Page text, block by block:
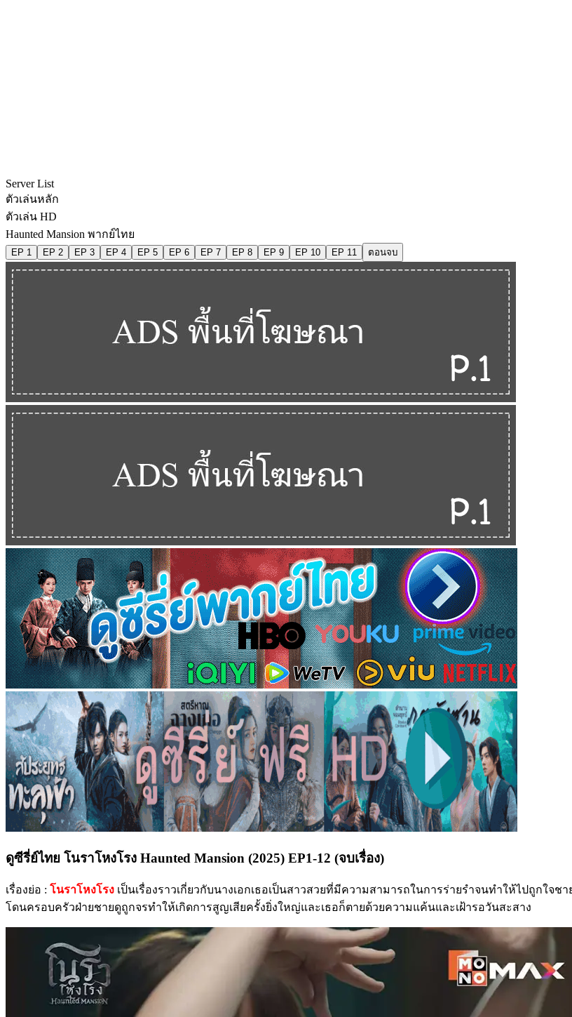
Server List
ตัวเล่นหลัก
ตัวเล่น HD
Haunted Mansion พากย์ไทย
EP 1 EP 2 EP 3 EP 4 EP 5 EP 6 EP 7 EP 8 EP 9 EP 10 EP 11 ตอนจบ
ดูซีรี่ย์ไทย โนราโหงโรง Haunted Mansion (2025) EP1-12 (จบเรื่อง)
เรื่องย่อ : โนราโหงโรง เป็นเรื่องราวเกี่ยวกับนางเอกเธอเป็นสาวสวยที่มีความสามารถในการร่ายรำจนทำให้ไปถูกใ
โดนครอบครัวฝ่ายชายดูถูกจรทำให้เกิดการสูญเสียครั้งยิ่งใหญ่และเธอก็ตายด้วยความแค้นและเฝ้ารอวันสะสาง